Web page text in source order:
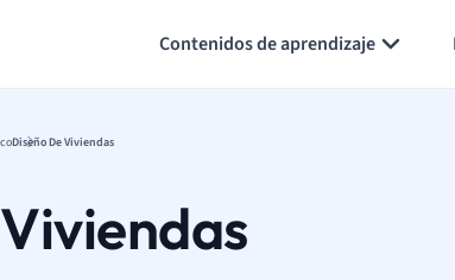
Contenidos de aprendizaje
Diseño De Viviendas